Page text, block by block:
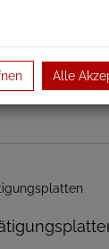
Alle